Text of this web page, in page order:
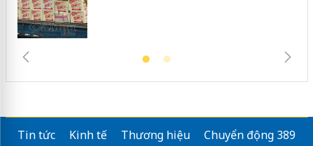
Tin tức Kinh tế Thương hiệu
Chuyển động 389